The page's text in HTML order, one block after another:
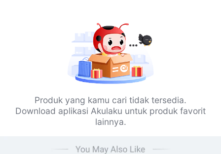
Produk yang kamu cari tidak tersedia.
Download aplikasi Akulaku untuk produk favorit
lainnya.